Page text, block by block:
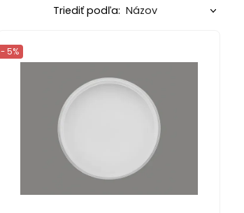
Triediť podľa:
- 5%